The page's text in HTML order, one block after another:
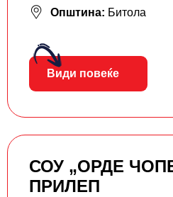
Општина: Битола
Види повеќе
СОУ „ОРДЕ
ПРИЛЕП